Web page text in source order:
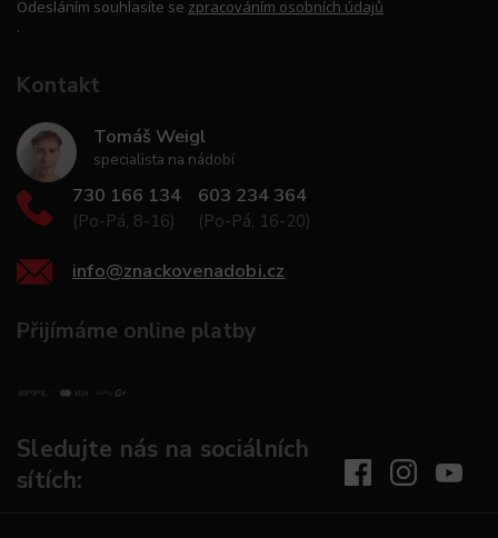
Odesláním souhlasíte se zpracováním osobních údajů
.
Kontakt
Tomáš Weigl
specialista na nádobí
730 166 134
(Po-Pá, 8-16)
603 234 364
(Po-Pá, 16-20)
info@znackovenadobi.cz
Přijímáme online platby
Sledujte nás na sociálních
sítích: